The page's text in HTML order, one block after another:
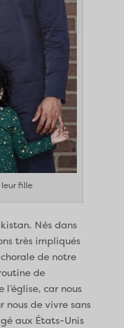
leur fille
Nés dans
très impliqués
de notre
de
car nous
nous de vivre sans
aux États-Unis